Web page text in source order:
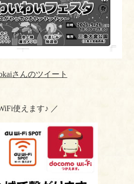
さんのツイート
使えます♪ ／